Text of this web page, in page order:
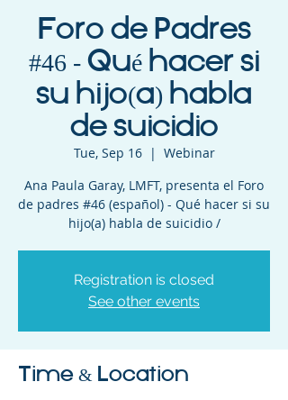
Foro de Padres
#46 - Qué hacer si
su hijo(a) habla
de suicidio
Tue, Sep 16
  |
Webinar
Ana Paula Garay, LMFT, presenta el Foro
de padres #46 (español) - Qué hacer si su
hijo(a) habla de suicidio /
Registration is closed
See other events
Time & Location